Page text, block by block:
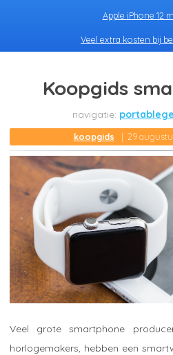
Apple iPhone 12
Veel extra kosten bij
Koopgids
koopgids 29
Veel grote smartphone
horlogemakers, hebben een